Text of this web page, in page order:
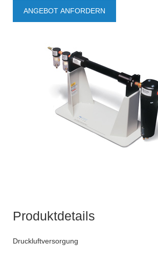
ANGEBOT ANFORDERN
Produktdetails
Druckluftversorgung